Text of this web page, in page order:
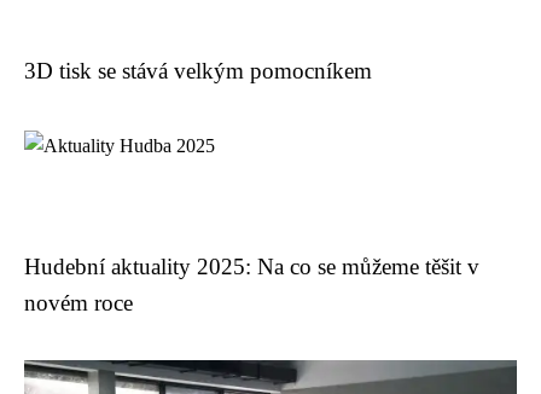
3D tisk se stává velkým pomocníkem
Hudební aktuality 2025: Na co se můžeme těšit v
novém roce